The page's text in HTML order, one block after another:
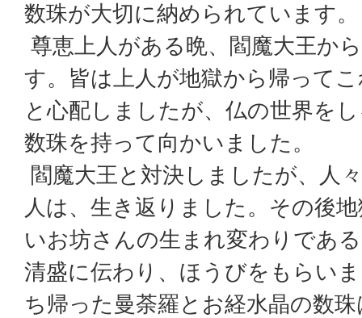
数珠が大切に納められています。
尊恵上人がある晩、閻魔大王か
す。皆は上人が地獄から帰って
と心配しましたが、仏の世界を
数珠を持って向かいました。
閻魔大王と対決しましたが、人
人は、生き返りました。その後
いお坊さんの生まれ変わりであ
清盛に伝わり、ほうびをもらい
ち帰った曼荼羅とお経水晶の数